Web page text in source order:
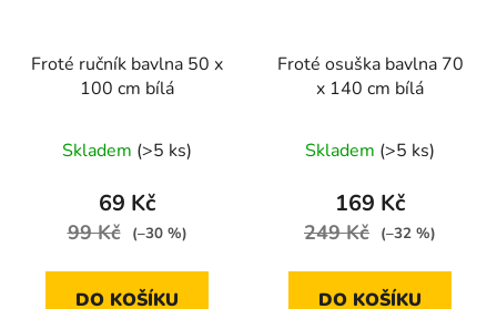
Froté ručník bavlna 50 x
100 cm bílá
Skladem (>5 ks)
69 Kč
99 Kč (–30 %)
DO KOŠÍKU
Froté osuška bavlna 70
x 140 cm bílá
Skladem (>5 ks)
169 Kč
249 Kč (–32 %)
DO KOŠÍKU